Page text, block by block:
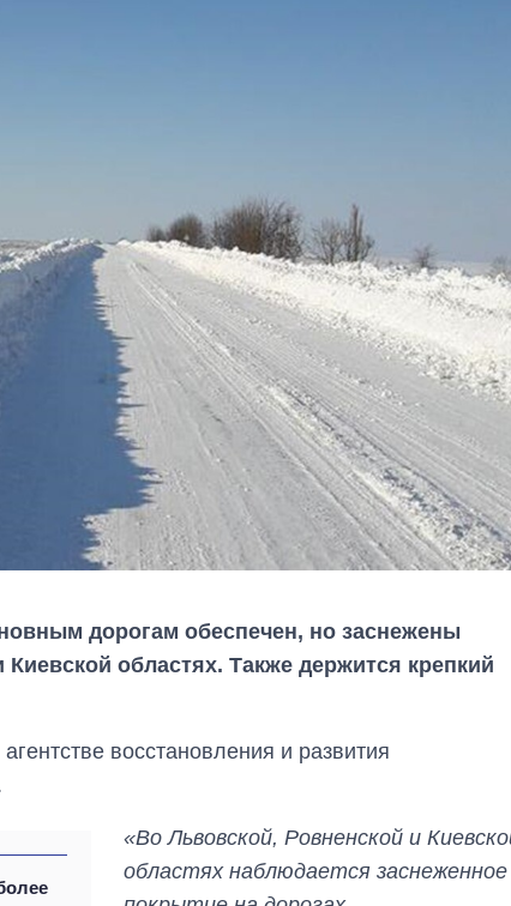
дорогам обеспечен, но заснежены
областях. Также держится крепкий
восстановления и развития
«Во Львовской, Ровненской и
областях наблюдается заснеженное